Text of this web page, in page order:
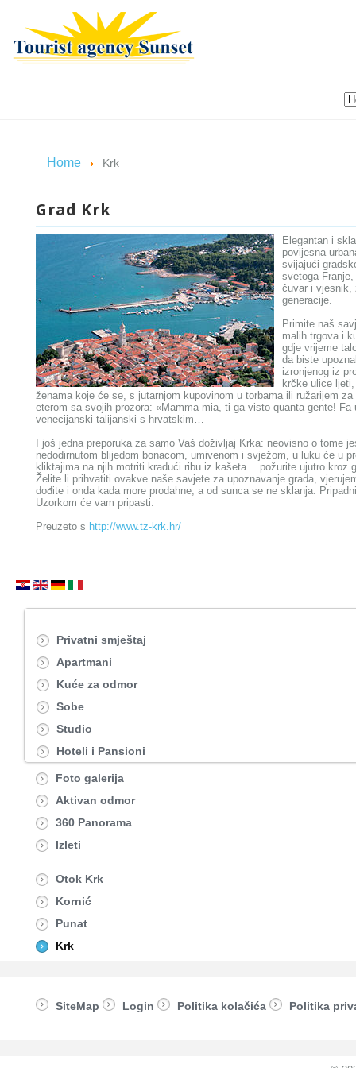
Home Krk
Grad Krk
Elegantan i
povijesna
svijajući
svetoga
čuvar i vjesnik,
generacije.
Primite naš
malih trgova i
gdje vrijeme
da biste
izronjenog iz
krčke ulice
ženama koje će se, s jutarnjom kupovinom u torbama ili ružarijem
eterom sa svojih prozora: «Mamma mia, ti ga visto quanta gente!
venecijanski talijanski s hrvatskim…
I još jedna preporuka za samo Vaš doživljaj Krka: neovisno o tome
nedodirnutom blijedom bonacom, umivenom i svježom, u luku će u
kliktajima na njih motriti kradući ribu iz kašeta… požurite ujutro kroz
Želite li prihvatiti ovakve naše savjete za upoznavanje grada,
dođite i onda kada more prodahne, a od sunca se ne sklanja.
Uzorkom će vam pripasti.
Preuzeto s http://www.tz-krk.hr/
Privatni smještaj
Apartmani
Kuće za odmor
Sobe
Studio
Hoteli i Pansioni
Foto galerija
Aktivan odmor
360 Panorama
Izleti
Otok Krk
Kornić
Punat
Krk
SiteMap Login Politika kolačića Politika